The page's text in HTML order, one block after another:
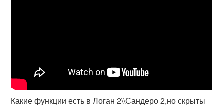
Какие функции есть в Логан 2\\Сандеро 2,но скрыты